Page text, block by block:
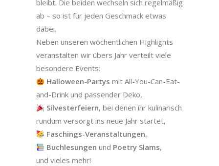
bleibt. Die beiden wechseln sich regelmäßig
ab – so ist für jeden Geschmack etwas
dabei.
Neben unseren wöchentlichen Highlights
veranstalten wir übers Jahr verteilt viele
besondere Events:
Halloween-Partys mit All-You-Can-Eat-
and-Drink und passender Deko,
Silvesterfeiern, bei denen ihr kulinarisch
rundum versorgt ins neue Jahr startet,
Faschings-Veranstaltungen,
Buchlesungen und Poetry Slams,
und vieles mehr!